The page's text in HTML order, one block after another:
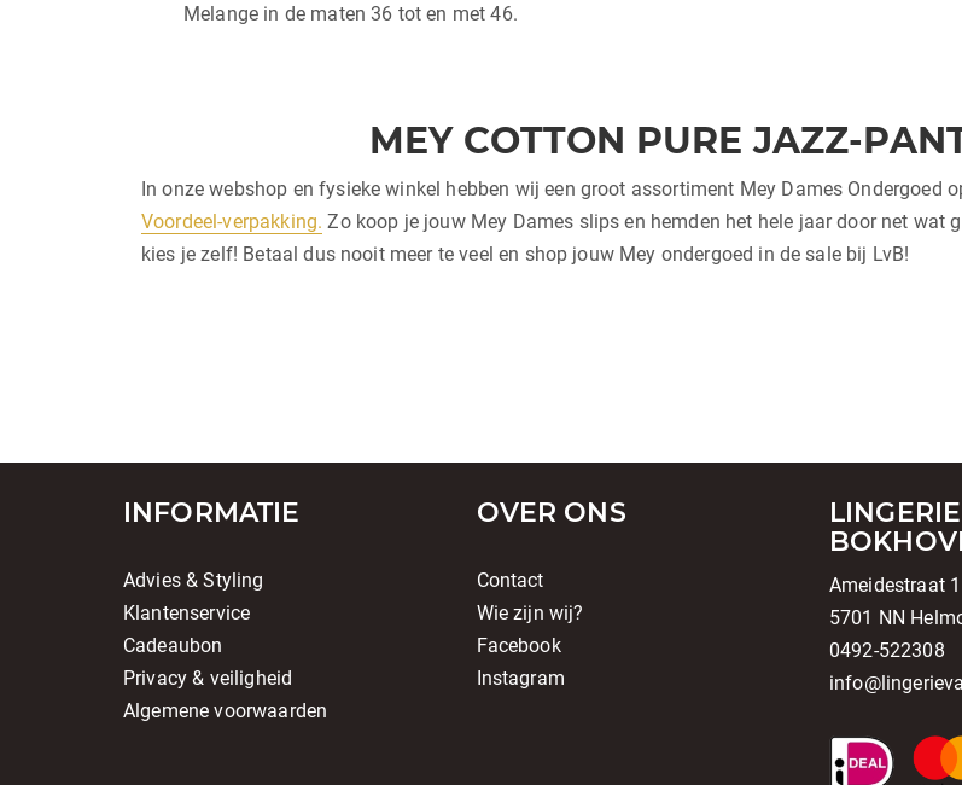
Melange in de maten 36 tot en met 46.
MEY COTTON PURE JAZZ-
In onze webshop en fysieke winkel hebben wij een groot assortiment Mey Dames Ondergoed
Voordeel-verpakking. Zo koop je jouw Mey Dames slips en hemden het hele jaar door net wat
kies je zelf! Betaal dus nooit meer te veel en shop jouw Mey ondergoed in de sale bij LvB!
INFORMATIE
Advies & Styling
Klantenservice
Cadeaubon
Privacy & veiligheid
Algemene voorwaarden
OVER ONS
Contact
Wie zijn wij?
Facebook
Instagram
Ameidestraat
5701 NN
0492-522308